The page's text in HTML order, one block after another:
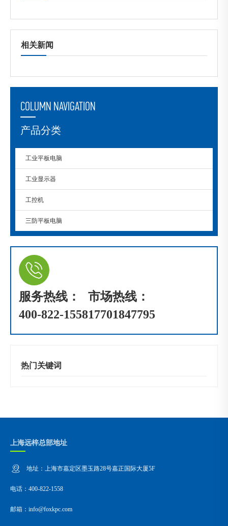
相关新闻
COLUMN NAVIGATION
产品分类
工业平板电脑
工业显示器
工控机
三防平板电脑
服务热线：
400-822-1558
市场热线：
17701847795
热门关键词
上海远梓总部地址
地址：上海市嘉定区墨玉路28号嘉正国际大厦5F
电话：400-822-1558
邮箱：info@foxkpc.com